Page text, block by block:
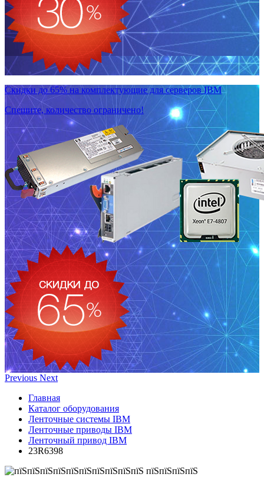
Скидки до 65% на комплектующие для серверов IBM
Спешите, количество ограничено!
Previous Next
Главная
Каталог оборудования
Ленточные системы IBM
Ленточные приводы IBM
Ленточный привод IBM
23R6398